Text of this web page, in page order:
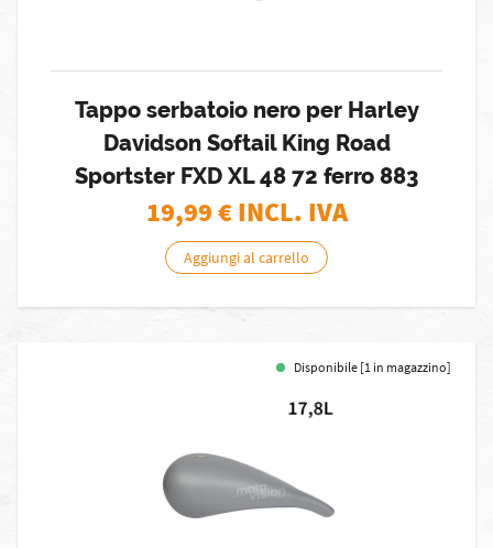
Tappo serbatoio nero per Harley
Davidson Softail King Road
Sportster FXD XL 48 72 ferro 883
19,99€ INCL. IVA
Aggiungi al carrello
Disponibile [1 in magazzino]